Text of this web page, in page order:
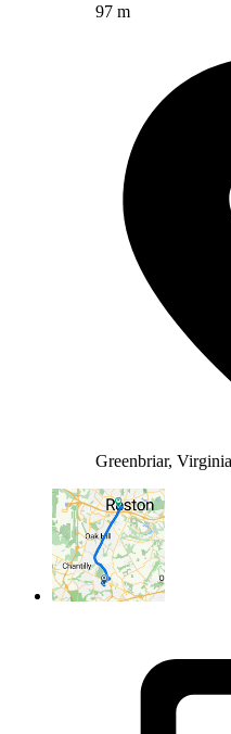
97 m
Greenbriar,